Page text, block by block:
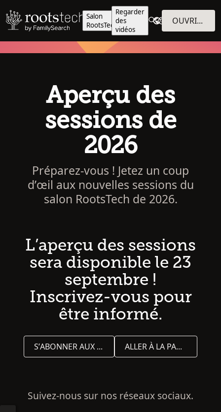
Salon
RootsTech
Regarder
des
vidéos
OUVRIR UNE SESSION
Aperçu des
sessions de
2026
Préparez-vous ! Jetez un coup
d’œil aux nouvelles sessions du
salon RootsTech de 2026.
L’aperçu des sessions
sera disponible le 23
septembre !
Inscrivez-vous pour
être informé.
S’ABONNER AUX MISES À JOUR ALLER À LA PAGE D’ACCUEIL
Suivez-nous sur nos réseaux sociaux.